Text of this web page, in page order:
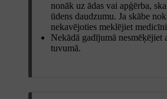
nonāk uz ādas vai apģērba,
ūdens daudzumu. Ja skābe
nekavējoties meklējiet
Nekādā gadījumā nesmēķējiet
tuvumā.